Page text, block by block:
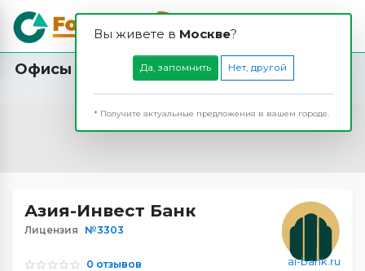
Вы живете в Москвe?
Да, запомнить Нет, другой
* Получите актуальные предложения в вашем городе.
Офисы и банкоматы Азия-Инвест Банка в
Суздале
Азия-Инвест Банк
Лицензия №3303
0 отзывов ai-bank.ru